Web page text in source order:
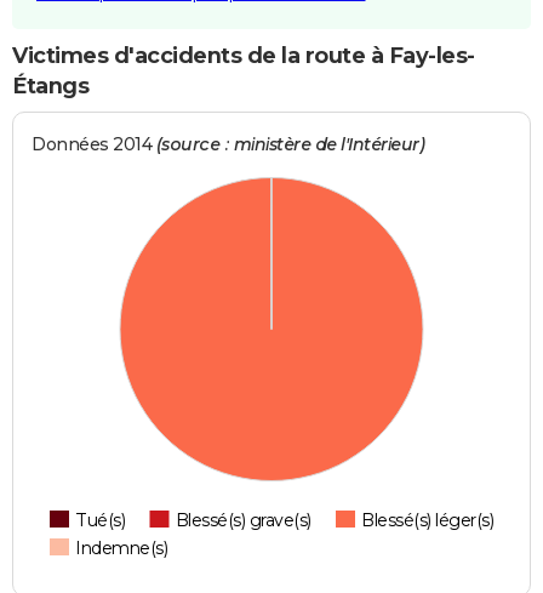
Victimes d'accidents de la route à Fay-les-
Étangs
Données 2014 (source : ministère de l'Intérieur)
Tué(s) Blessé(s) grave(s)
Blessé(s) léger(s)
Indemne(s)